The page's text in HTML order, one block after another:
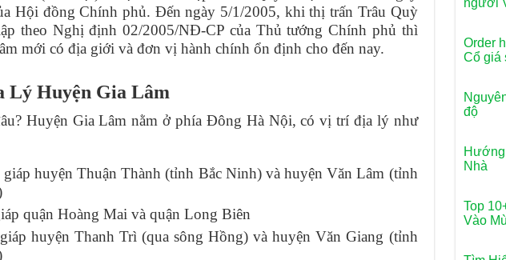
Hội đồng Chính phủ. Đến ngày 5/1/2005, khi thị trấn Trâu Quỳ
theo Nghị định 02/2005/NĐ-CP của Thủ tướng Chính phủ thì
mới có địa giới và đơn vị hành chính ổn định cho đến nay.
Huyện Gia Lâm
Huyện Gia Lâm nằm ở phía Đông Hà Nội, có vị trí địa lý như
huyện Thuận Thành (tỉnh Bắc Ninh) và huyện Văn Lâm (tỉnh
quận Hoàng Mai và quận Long Biên
huyện Thanh Trì (qua sông Hồng) và huyện Văn Giang (tỉnh
người
Order
Cổ giá
độ
Nhà
Top
Vào